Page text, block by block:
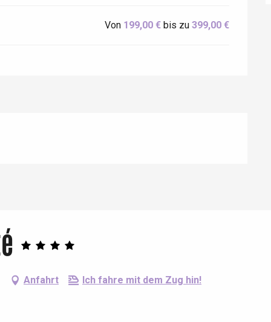
Von 199,00 € bis zu399,00 €
Anfahrt Ich fahre mit dem Zug hin!